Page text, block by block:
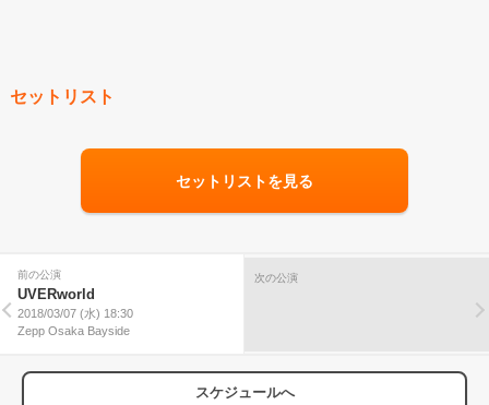
セットリスト
セットリストを見る
前の公演
UVERworld
2018/03/07 (水) 18:30
Zepp Osaka Bayside
次の公演
スケジュールへ